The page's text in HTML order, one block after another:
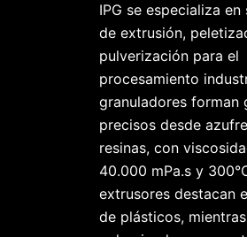
IPG se especializa en
de extrusión,
pulverización para el
procesamiento
granuladores forman
precisos desde
resinas, con
40.000 mPa.s y
extrusores destacan
de plásticos,